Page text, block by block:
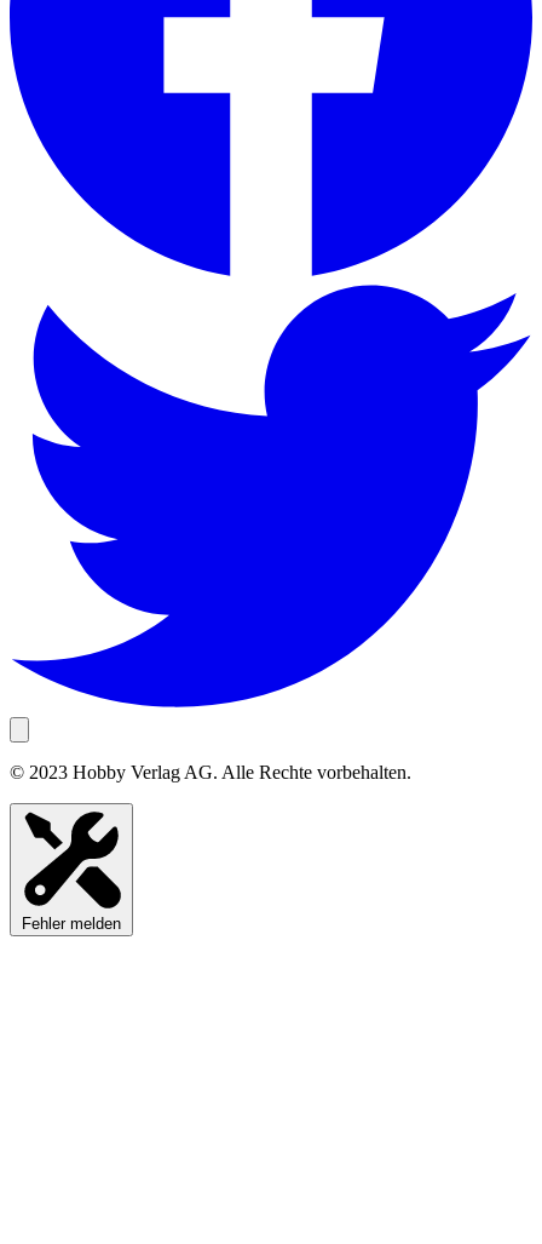
© 2023 Hobby Verlag AG. Alle Rechte vorbehalten.
Fehler melden